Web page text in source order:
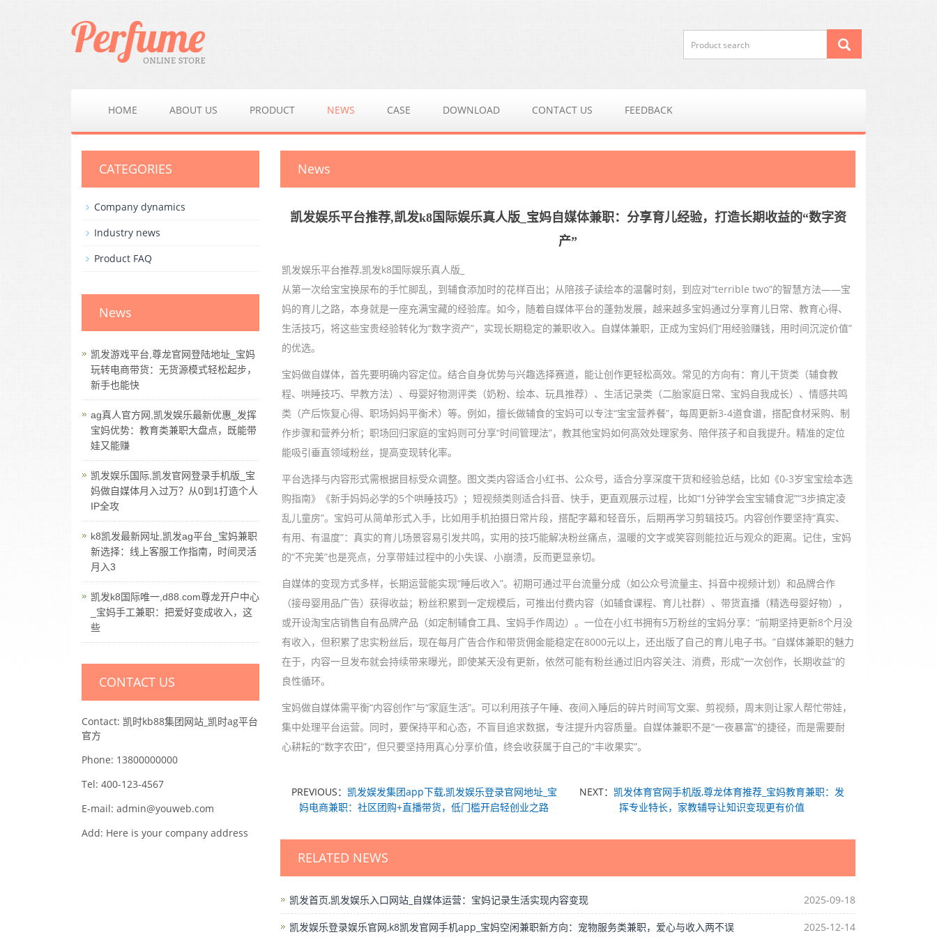
HOME ABOUT US PRODUCT NEWS CASE DOWNLOAD CONTACT US FEEDBACK
News
凯发娱乐平台推荐,凯发k8国际娱乐真人版_宝妈自媒体兼职：分享育儿经验，打造长期收益的“数字资
产”
凯发娱乐平台推荐,凯发k8国际娱乐真人版_
从第一次给宝宝换尿布的手忙脚乱，到辅食添加时的花样百出；从陪孩子读绘本的温馨时刻，到应对“terrible two”的智慧方法——宝
妈的育儿之路，本身就是一座充满宝藏的经验库。如今，随着自媒体平台的蓬勃发展，越来越多宝妈通过分享育儿日常、教育心得、
生活技巧，将这些宝贵经验转化为“数字资产”，实现长期稳定的兼职收入。自媒体兼职，正成为宝妈们“用经验赚钱，用时间沉淀价值”
的优选。
宝妈做自媒体，首先要明确内容定位。结合自身优势与兴趣选择赛道，能让创作更轻松高效。常见的方向有：育儿干货类（辅食教
程、哄睡技巧、早教方法）、母婴好物测评类（奶粉、绘本、玩具推荐）、生活记录类（二胎家庭日常、宝妈自我成长）、情感共鸣
类（产后恢复心得、职场妈妈平衡术）等。例如，擅长做辅食的宝妈可以专注“宝宝营养餐”，每周更新3-4道食谱，搭配食材采购、制
作步骤和营养分析；职场回归家庭的宝妈则可分享“时间管理法”，教其他宝妈如何高效处理家务、陪伴孩子和自我提升。精准的定位
能吸引垂直领域粉丝，提高变现转化率。
平台选择与内容形式需根据目标受众调整。图文类内容适合小红书、公众号，适合分享深度干货和经验总结，比如《0-3岁宝宝绘本选
购指南》《新手妈妈必学的5个哄睡技巧》；短视频类则适合抖音、快手，更直观展示过程，比如“1分钟学会宝宝辅食泥”“3步搞定凌
乱儿童房”。宝妈可从简单形式入手，比如用手机拍摄日常片段，搭配字幕和轻音乐，后期再学习剪辑技巧。内容创作要坚持“真实、
有用、有温度”：真实的育儿场景容易引发共鸣，实用的技巧能解决粉丝痛点，温暖的文字或笑容则能拉近与观众的距离。记住，宝妈
的“不完美”也是亮点，分享带娃过程中的小失误、小崩溃，反而更显亲切。
自媒体的变现方式多样，长期运营能实现“睡后收入”。初期可通过平台流量分成（如公众号流量主、抖音中视频计划）和品牌合作
（接母婴用品广告）获得收益；粉丝积累到一定规模后，可推出付费内容（如辅食课程、育儿社群）、带货直播（精选母婴好物），
或开设淘宝店销售自有品牌产品（如定制辅食工具、宝妈手作周边）。一位在小红书拥有5万粉丝的宝妈分享：“前期坚持更新8个月没
有收入，但积累了忠实粉丝后，现在每月广告合作和带货佣金能稳定在8000元以上，还出版了自己的育儿电子书。”自媒体兼职的魅力
在于，内容一旦发布就会持续带来曝光，即使某天没有更新，依然可能有粉丝通过旧内容关注、消费，形成“一次创作，长期收益”的
良性循环。
宝妈做自媒体需平衡“内容创作”与“家庭生活”。可以利用孩子午睡、夜间入睡后的碎片时间写文案、剪视频，周末则让家人帮忙带娃，
集中处理平台运营。同时，要保持平和心态，不盲目追求数据，专注提升内容质量。自媒体兼职不是“一夜暴富”的捷径，而是需要耐
心耕耘的“数字农田”，但只要坚持用真心分享价值，终会收获属于自己的“丰收果实”。
PREVIOUS： 凯发娱发集团app下载,凯发娱乐登录官网地址_宝
妈电商兼职：社区团购+直播带货，低门槛开启轻创业之路
NEXT： 凯发体育官网手机版,尊龙体育推荐_宝妈教育兼职：发
挥专业特长，家教辅导让知识变现更有价值
RELATED NEWS
凯发首页,凯发娱乐入口网站_自媒体运营：宝妈记录生活实现内容变现 2025-09-18
凯发娱乐登录娱乐官网,k8凯发官网手机app_宝妈空闲兼职新方向：宠物服务类兼职，爱心与收入两不误 2025-12-14
CATEGORIES
Company dynamics
Industry news
Product FAQ
News
凯发游戏平台,尊龙官网登陆地址_宝妈
玩转电商带货：无货源模式轻松起步，
新手也能快
ag真人官方网,凯发娱乐最新优惠_发挥
宝妈优势：教育类兼职大盘点，既能带
娃又能赚
凯发娱乐国际,凯发官网登录手机版_宝
妈做自媒体月入过万？从0到1打造个人
IP全攻
k8凯发最新网址,凯发ag平台_宝妈兼职
新选择：线上客服工作指南，时间灵活
月入3
凯发k8国际唯一,d88.com尊龙开户中心
_宝妈手工兼职：把爱好变成收入，这
些
CONTACT US
Contact: 凯时kb88集团网站_凯时ag平台
官方
Phone: 13800000000
Tel: 400-123-4567
E-mail: admin@youweb.com
Add: Here is your company address